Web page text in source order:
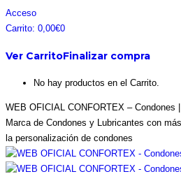
Saltar
al
Facebook
page
in
Instagram
page
in
Pinterest
page
in
Twitter
page
in
Acceso
Carrito: 0,00€0
Ver CarritoFinalizar compra
No hay productos en el Carrito.
WEB OFICIAL CONFORTEX – Condones
Marca de Condones y Lubricantes con
la personalización de condones